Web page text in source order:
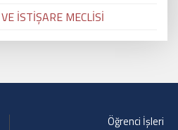
İSTİŞARE MECLİSİ
Öğrenci İşleri